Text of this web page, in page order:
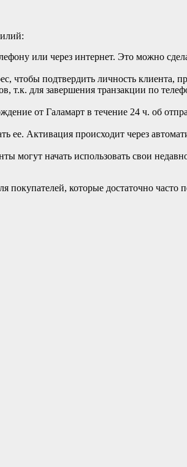
или через интернет. Это можно
чтобы подтвердить личность клиента,
для завершения транзакции по
от Галамарт в течение 24 ч. об
ее. Активация происходит через
начать использовать свои
которые достаточно